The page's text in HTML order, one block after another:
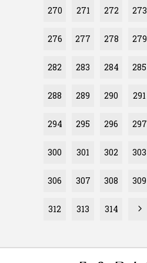
270 271 272 273
276 277 278 279
282 283 284 285
288 289 290 291
294 295 296 297
300 301 302 303
306 307 308 309
312 313 314